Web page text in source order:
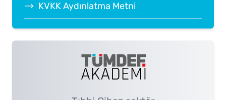
KVKK Aydınlatma Metni